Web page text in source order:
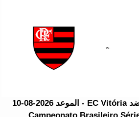
مباراة CR Flamengo ضد EC Vitória - الموعد 2026-08-10